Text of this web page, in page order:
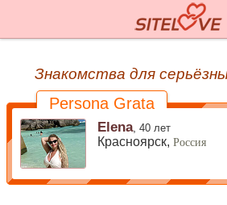
Знакомства для
Persona Grata
Elena,40 лет
Красноярск,Россия